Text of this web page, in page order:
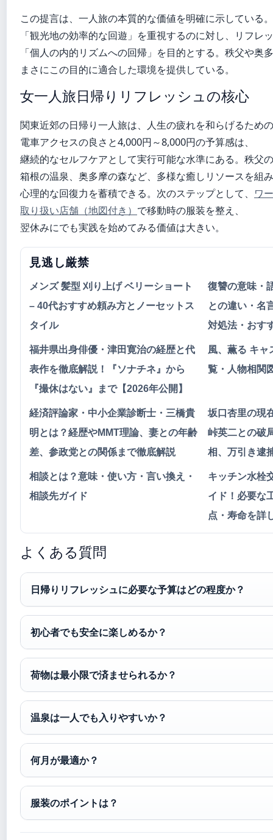
この提言は、一人旅の本質的な価値を明確に示している
「観光地の効率的な回遊」を重視するのに対し、リフレ
「個人の内的リズムへの回帰」を目的とする。秩父や奥
まさにこの目的に適合した環境を提供している。
女一人旅日帰りリフレッシュの核心
関東近郊の日帰り一人旅は、人生の疲れを和らげるため
電車アクセスの良さと4,000円～8,000円の予算感は、
継続的なセルフケアとして実行可能な水準にある。秩父
箱根の温泉、奥多摩の森など、多様な癒しリソースを組
心理的な回復力を蓄積できる。次のステップとして、 ワ
取り扱い店舗（地図付き） で移動時の服装を整え、
翌休みにでも実践を始めてみる価値は大きい。
見逃し厳禁
メンズ 髪型 刈り上げ ベリーショート
– 40代おすすめ頼み方とノーセットス
タイル
復讐の意味・
との違い・名
対処法・おす
福井県出身俳優・津田寛治の経歴と代
表作を徹底解説！『ソナチネ』から
『撮休はない』まで【2026年公開】
風、薫る キャ
覧・人物相関
経済評論家・中小企業診断士・三橋貴
明とは？経歴やMMT理論、妻との年齢
差、参政党との関係まで徹底解説
坂口杏里の現
峠英二との破
相、万引き逮
相談とは？意味・使い方・言い換え・
相談先ガイド
キッチン水栓
イド！必要な
点・寿命を詳
よくある質問
日帰りリフレッシュに必要な予算はどの程度か？
初心者でも安全に楽しめるか？
荷物は最小限で済ませられるか？
温泉は一人でも入りやすいか？
何月が最適か？
服装のポイントは？